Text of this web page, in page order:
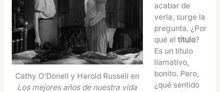
Cathy O’Donell y Harold Russell en
Los mejores años de nuestra vida
acabar de
verla, surge la
pregunta. ¿Por
qué eltítulo?
Es un título
llamativo,
bonito. Pero,
¿qué sentido